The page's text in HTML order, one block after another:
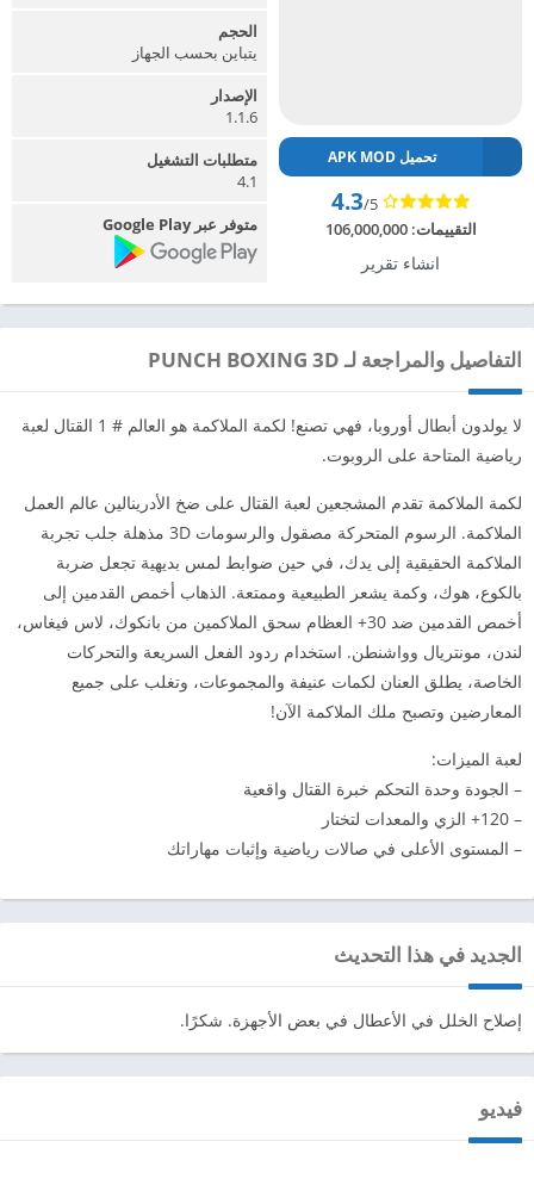
تحميل APK MOD
4.3/5
التقييمات:106,000,000
انشاء تقرير
الحجم
يتباين بحسب الجهاز
الإصدار
1.1.6
متطلبات التشغيل
4.1
متوفر عبر Google Play
التفاصيل والمراجعة لـ PUNCH BOXING 3D
لا يولدون أبطال أوروبا، فهي تصنع! لكمة الملاكمة هو العالم # 1 القتال لعبة
رياضية المتاحة على الروبوت.
لكمة الملاكمة تقدم المشجعين لعبة القتال على ضخ الأدرينالين عالم العمل
الملاكمة. الرسوم المتحركة مصقول والرسومات 3D مذهلة جلب تجربة
الملاكمة الحقيقية إلى يدك، في حين ضوابط لمس بديهية تجعل ضربة
بالكوع، هوك، وكمة يشعر الطبيعية وممتعة. الذهاب أخمص القدمين إلى
أخمص القدمين ضد 30+ العظام سحق الملاكمين من بانكوك، لاس فيغاس،
لندن، مونتريال وواشنطن. استخدام ردود الفعل السريعة والتحركات
الخاصة، يطلق العنان لكمات عنيفة والمجموعات، وتغلب على جميع
المعارضين وتصبح ملك الملاكمة الآن!
لعبة الميزات:
– الجودة وحدة التحكم خبرة القتال واقعية
– 120+ الزي والمعدات لتختار
– المستوى الأعلى في صالات رياضية وإثبات مهاراتك
الجديد في هذا التحديث
إصلاح الخلل في الأعطال في بعض الأجهزة. شكرًا.
فيديو